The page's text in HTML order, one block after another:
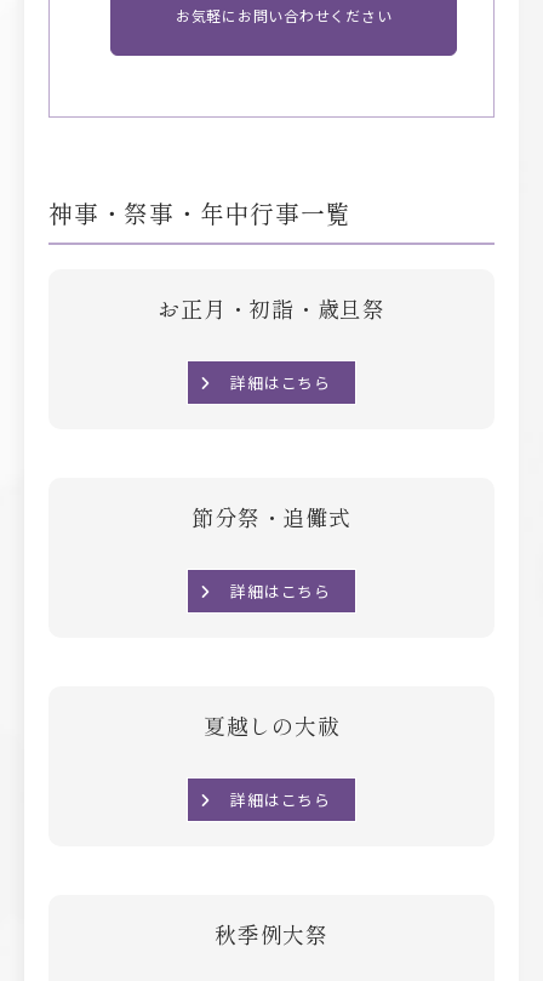
お気軽にお問い合わせください
神事・祭事・年中行事一覧
お正月・初詣・歳旦祭
詳細はこちら
節分祭・追儺式
詳細はこちら
夏越しの大祓
詳細はこちら
秋季例大祭